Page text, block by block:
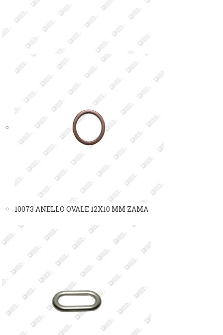
10073 ANELLO OVALE 12X10 MM ZAMA